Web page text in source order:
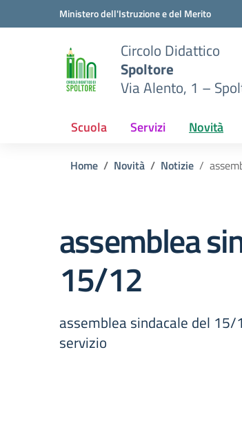
Vai ai contenuti
Vai al menu di navigazioneMinistero dell'Istruzione e del Merito
Circolo Didattico
Spoltore
Via Alento, 1 –
Scuola Servizi Novità
Home Novità Notizie
assemblea
15/12
assemblea sindacale del
servizio